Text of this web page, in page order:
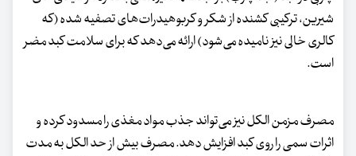
شیرین، ترکیبی کشنده از شکر و کربوهیدرات‌های تصفیه شده (که
کالری خالی نیز نامیده می‌شود) ارائه می‌دهد که برای سلامت کبد مضر
است.
مصرف مزمن الکل نیز می‌تواند جذب مواد مغذی را مسدود کرده و
اثرات سمی را روی کبد افزایش دهد. مصرف بیش از حد الکل به مدت